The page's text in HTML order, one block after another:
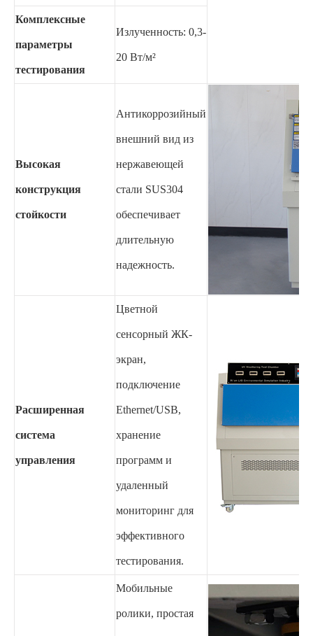
Комплексные
параметры
тестирования
Излученность: 0,3-
20 Вт/м²
Высокая
конструкция
стойкости
Антикоррозийный
внешний вид из
нержавеющей
стали SUS304
обеспечивает
длительную
надежность.
Расширенная
система
управления
Цветной
сенсорный ЖК-
экран,
подключение
Ethernet/USB,
хранение
программ и
удаленный
мониторинг для
эффективного
тестирования.
Мобильные
ролики, простая